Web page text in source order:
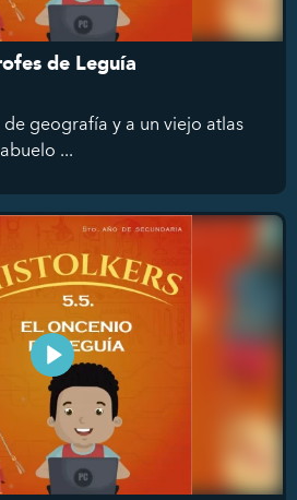
de Leguía
de geografía y a un viejo atlas
...